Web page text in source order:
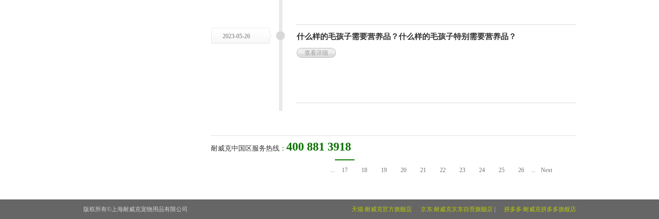
2023-05-26 什么样的毛孩子需要营养品？什么样的毛孩子特别需要营养品？
查看详细
耐威克中国区服务热线： 400 881 3918
17 18 19 20 21 22 23 24 25 26 Next
版权所有©上海耐威克宠物用品有限公司 天猫:耐威克官方旗舰店 京东:耐威克京东自营旗舰店| 拼多多:耐威克拼多多旗舰店